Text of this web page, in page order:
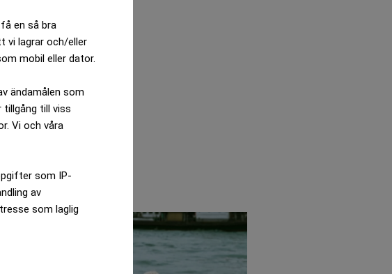
en så bra
vi lagrar och/eller
mobil eller dator.
ändamålen som
till viss
Vi och våra
som IP-
av
som laglig